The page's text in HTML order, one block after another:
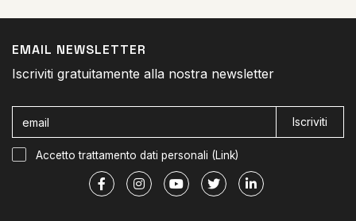
EMAIL NEWSLETTER
Iscriviti gratuitamente alla nostra newsletter
Iscriviti
Accetto trattamento dati personali (Link)